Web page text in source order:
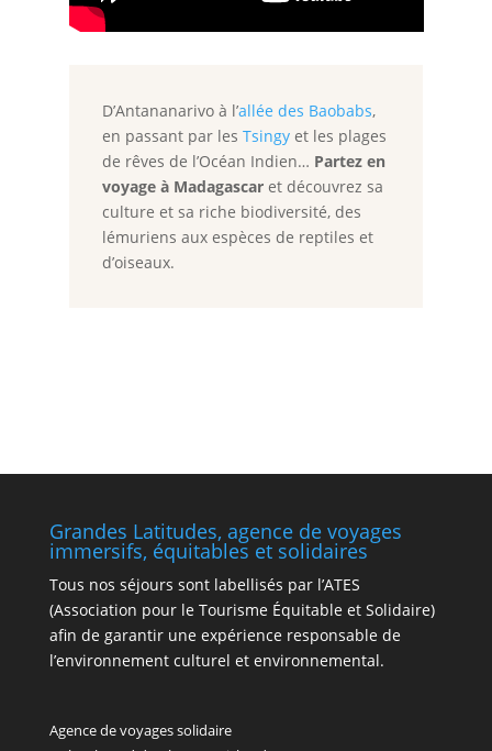
D’Antananarivo à l’allée des Baobabs,
en passant par les Tsingyet les plages
de rêves de l’Océan Indien… Partez en
voyage à Madagascaret découvrez sa
culture et sa riche biodiversité, des
lémuriens aux espèces de reptiles et
d’oiseaux.
Grandes Latitudes, agence de voyages
immersifs, équitables et solidaires
Tous nos séjours sont labellisés par l’ATES
(Association pour le Tourisme Équitable et Solidaire)
afin de garantir une expérience responsable de
l’environnement culturel et environnemental.
Agence de voyages solidaire